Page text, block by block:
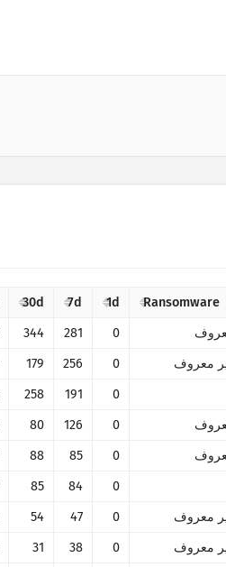
إعادة ضبط
Ransomware
1d
7d
30d
0
281
344
معروف
0
256
179
0
191
258
0
126
80
0
85
88
0
84
85
معروف
0
47
54
معروف
0
38
31